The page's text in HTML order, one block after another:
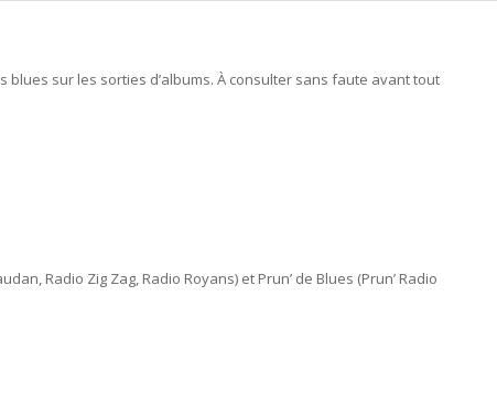
sur les sorties d’albums. À consulter sans faute avant tout
Radio Zig Zag, Radio Royans) et Prun’ de Blues (Prun’ Radio